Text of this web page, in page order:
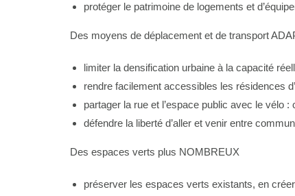
protéger le patrimoine de logements et
Des moyens de déplacement et de transport
limiter la densification urbaine à la capacité
rendre facilement accessibles les résidences
partager la rue et l’espace public avec le vélo
défendre la liberté d’aller et venir entre
Des espaces verts plus NOMBREUX
préserver les espaces verts existants, en